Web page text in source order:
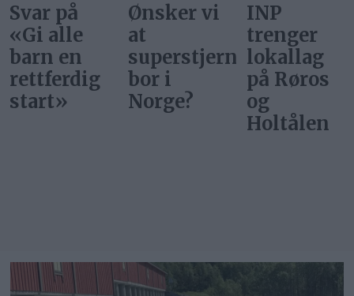
Ønsker vi
at
superstjerner
bor i
Norge?
INP
trenger
lokallag
på Røros
og
Gi alle
barn en
rettferdig
start